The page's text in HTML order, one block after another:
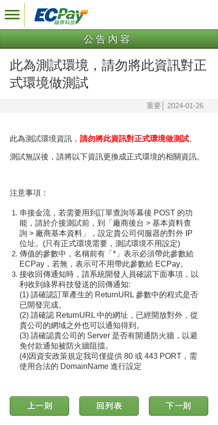
公告內容
此為測試環境，請勿將此資訊對正
式環境做測試
重要 2024-01-26
此為測試環境資訊， 請勿將此資訊對正式環境做測試。
測試無誤後，請將以下資訊更換成正式環境的相關資訊。
注意事項：
串接金流，若需要用到訂單查詢等幕後 POST 的功
能，請於介接測試前，到「廠商後台 > 基本資料查
詢 > 廠商基本資料」，設定貴公司伺服器的對外 IP
位址。(只有正式環境需要，測試環境不用設定)
​傳值的參數中，名稱前有「*」表示必須帶此參數給
ECPay，若無，表示可不用帶此參數給 ECPay。
接收回傳通知時，請系統開發人員確認下面事項，以
利收到綠界科技發送的回傳通知:
(1) 請確認訂單產生的 ReturnURL 參數中的程式是否
已開發完成。
(2) 請確認 ReturnURL 中的網址，已經開放對外，從
貴公司的網域之外也可以通知得到。
(3) 請確認貴公司的 Server 是否有開通防火牆，以避
免付款通知被防火牆阻擋。
(4)因資安政策規定我司僅提供 80 或 443 PORT，需
使用合法的 DomainName 進行設定
上一則 回列表 下一則